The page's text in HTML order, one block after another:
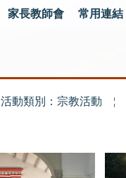
家長教師會 常用連結
活動類別：宗教活動 ¦